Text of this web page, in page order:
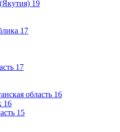
19
17
17
область 16
16
15